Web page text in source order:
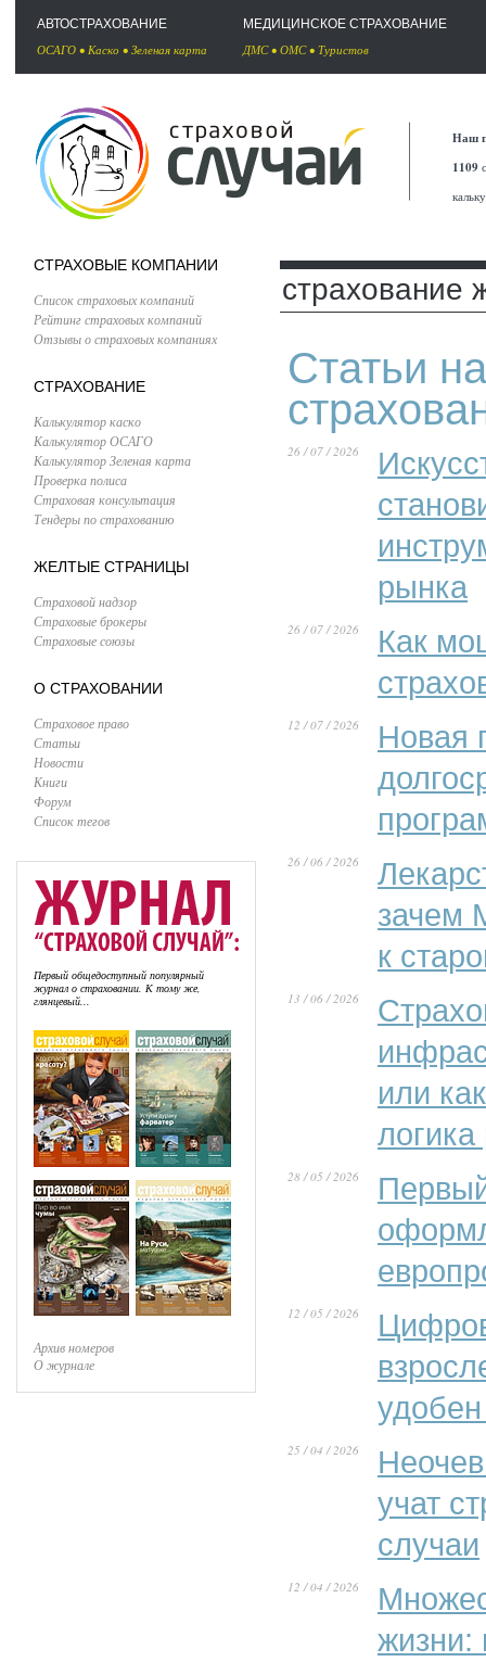
АВТОСТРАХОВАНИЕ
ОСАГО • Каско • Зеленая карта
МЕДИЦИНСКОЕ СТРАХОВАНИЕ
ДМС• ОМС• Туристов
Наш
1109
СТРАХОВЫЕ КОМПАНИИ
Список страховых компаний
Рейтинг страховых компаний
Отзывы о страховых компаниях
СТРАХОВАНИЕ
Калькулятор каско
Калькулятор ОСАГО
Калькулятор Зеленая карта
Проверка полиса
Страховая консультация
Тендеры по страхованию
ЖЕЛТЫЕ СТРАНИЦЫ
Страховой надзор
Страховые брокеры
Страховые союзы
О СТРАХОВАНИИ
Страховое право
Статьи
Новости
Книги
Форум
Список тегов
Первый общедоступный популярный
журнал о страховании. К тому же,
глянцевый...
Архив номеров
О журнале
страхование
Статьи
26 / 07 / 2026
рынка
26 / 07 / 2026
Как
12 / 07 / 2026
Новая
26 / 06 / 2026
зачем
к
13 / 06 / 2026
или
28 / 05 / 2026
12 / 05 / 2026
25 / 04 / 2026
учат
случаи
12 / 04 / 2026
жизни: